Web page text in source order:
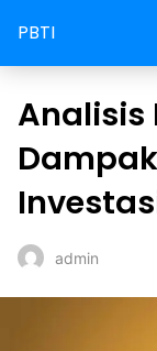
PBTI
Analisis
admin